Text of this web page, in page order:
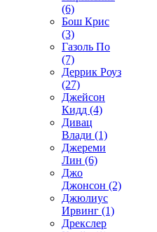
(6)
Бош Крис
(3)
Газоль По
(7)
Деррик Роуз
(27)
Джейсон
Кидд (4)
Дивац
Влади (1)
Джереми
Лин (6)
Джо
Джонсон (2)
Джюлиус
Ирвинг (1)
Дрекслер